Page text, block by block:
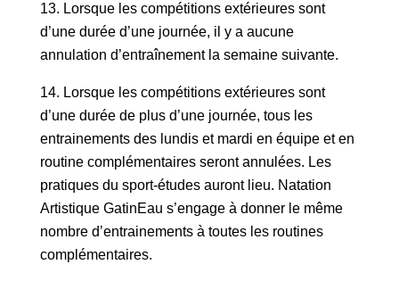
Lorsque les compétitions extérieures sont
d’une durée d’une journée, il y a aucune
annulation d’entraînement la semaine suivante.
Lorsque les compétitions extérieures sont
d’une durée de plus d’une journée, tous les
entrainements des lundis et mardi en équipe et en
routine complémentaires seront annulées. Les
pratiques du sport-études auront lieu. Natation
Artistique GatinEau s’engage à donner le même
nombre d’entrainements à toutes les routines
complémentaires.